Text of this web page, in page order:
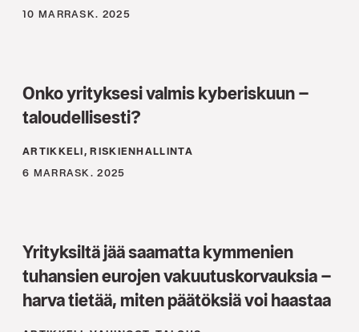
10 MARRASK. 2025
Onko yrityksesi valmis kyberiskuun –
taloudellisesti?
ARTIKKELI, RISKIENHALLINTA
6 MARRASK. 2025
Yrityksiltä jää saamatta kymmenien
tuhansien eurojen vakuutuskorvauksia –
harva tietää, miten päätöksiä voi haastaa